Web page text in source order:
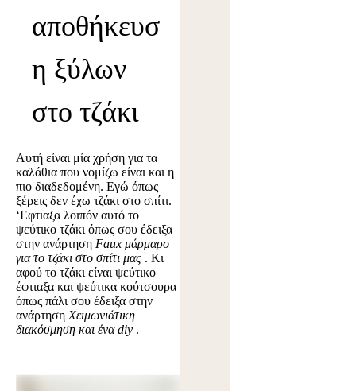
αποθήκευσ
η ξύλων
στο τζάκι
Αυτή είναι μία χρήση για τα
καλάθια που νομίζω είναι και η
πιο διαδεδομένη. Εγώ όπως
ξέρεις δεν έχω τζάκι στο σπίτι.
‘Εφτιαξα λοιπόν αυτό το
ψεύτικο τζάκι όπως σου έδειξα
στην ανάρτηση Faux μάρμαρο
για το τζάκι στο σπίτι μας . Κι
αφού το τζάκι είναι ψεύτικο
έφτιαξα και ψεύτικα κούτσουρα
όπως πάλι σου έδειξα στην
ανάρτηση Χειμωνιάτικη
διακόσμηση και ένα diy .